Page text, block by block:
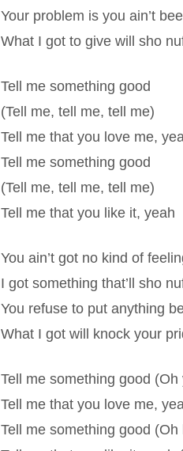
Your problem is you ain’t
What I got to give will sho
Tell me something good
(Tell me, tell me, tell me)
Tell me that you love me,
Tell me something good
(Tell me, tell me, tell me)
Tell me that you like it, yeah
You ain’t got no kind of
I got something that’ll sho
You refuse to put anything
What I got will knock your
Tell me something good (Oh
Tell me that you love me,
Tell me something good